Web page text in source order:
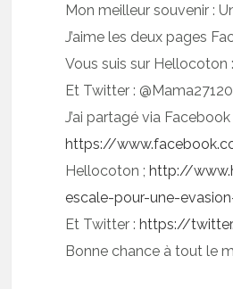
Mon meilleur souvenir :
J’aime les deux pages
Vous suis sur Hellocoton
Et Twitter : @Mama27120
J’ai partagé via Facebook
https://
Hellocoton ;http://
escale-pour-une-
Et Twitter :https://
Bonne chance à tout le